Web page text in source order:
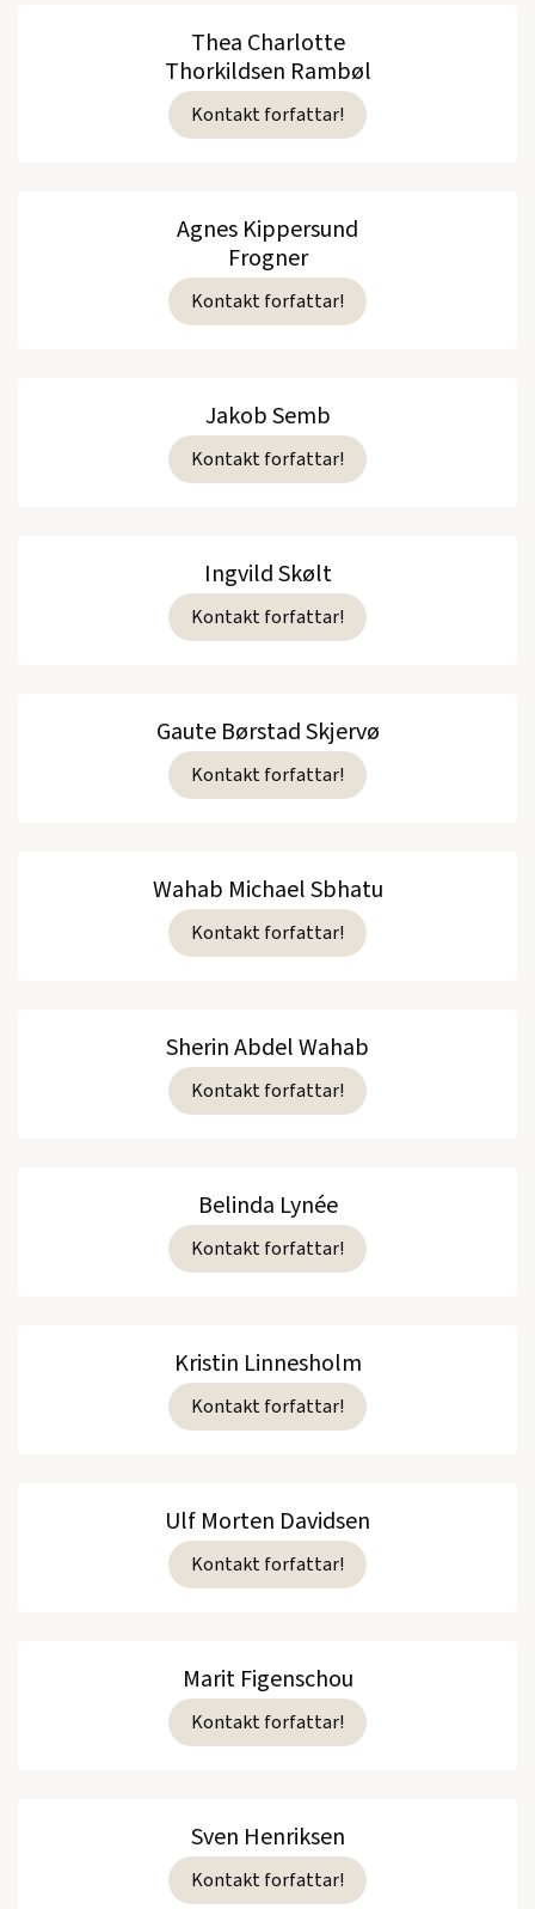
Thea Charlotte
Thorkildsen Rambøl
Kontakt forfattar!
Agnes Kippersund
Frogner
Kontakt forfattar!
Jakob Semb
Kontakt forfattar!
Ingvild Skølt
Kontakt forfattar!
Gaute Børstad Skjervø
Kontakt forfattar!
Wahab Michael Sbhatu
Kontakt forfattar!
Sherin Abdel Wahab
Kontakt forfattar!
Belinda Lynée
Kontakt forfattar!
Kristin Linnesholm
Kontakt forfattar!
Ulf Morten Davidsen
Kontakt forfattar!
Marit Figenschou
Kontakt forfattar!
Sven Henriksen
Kontakt forfattar!